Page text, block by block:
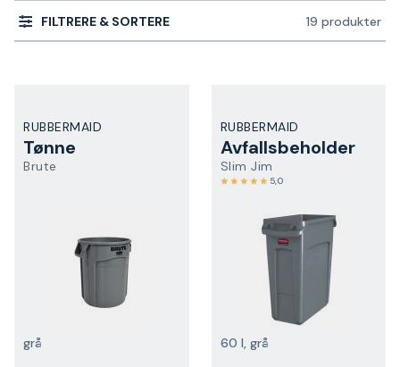
FILTRERE & SORTERE 19 produkter
RUBBERMAID
Tønne
Brute
grå
RUBBERMAID
Avfallsbeholder
Slim Jim
5,0
60 l, grå